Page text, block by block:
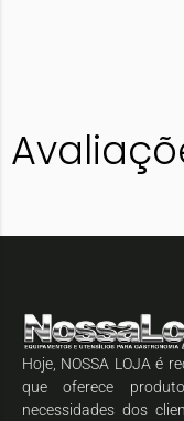
Hoje, NOSSA LOJA é
que oferece
necessidades dos